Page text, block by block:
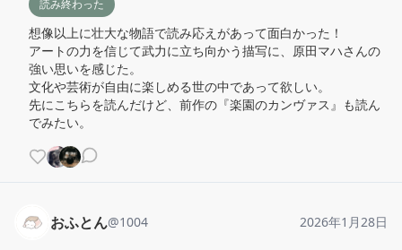
読み終わった
想像以上に壮大な物語で読み応えがあって面白かった！
アートの力を信じて武力に立ち向かう描写に、原田マハさんの
強い思いを感じた。
文化や芸術が自由に楽しめる世の中であって欲しい。
先にこちらを読んだけど、前作の『楽園のカンヴァス』も読ん
でみたい。
おふとん@1004 2026年1月28日